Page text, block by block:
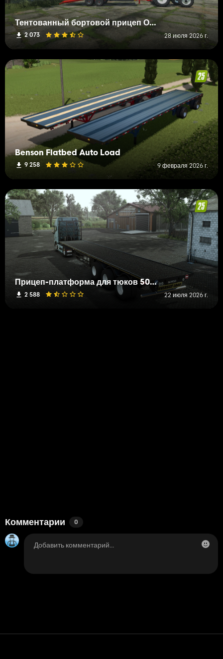
Тентованный бортовой прицеп ОМП
2 073 28 июля 2026 г.
Benson Flatbed Auto Load
9 258 9 февраля 2026 г.
Прицеп-платформа для тюков 50000
2 588 22 июля 2026 г.
Комментарии 0